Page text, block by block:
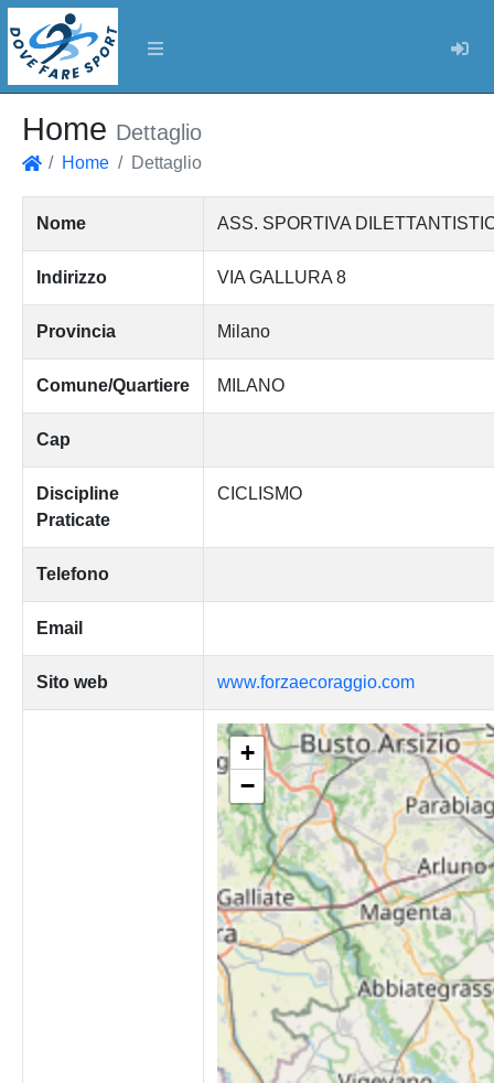
Home Dettaglio
Home Dettaglio
Nome ASS. SPORTIVA
Indirizzo VIA GALLURA 8
Provincia Milano
Comune/Quartiere MILANO
Cap
Discipline
Praticate
CICLISMO
Telefono
Email
Sito web www.forzaecoraggio.com
+
−